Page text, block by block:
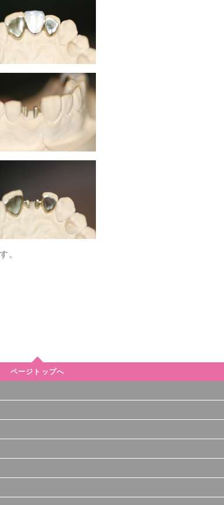
。
ページトップへ